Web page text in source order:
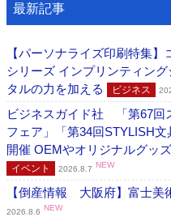
最新記事
【パーソナライズ印刷特集
シリーズ インプリンティン
タルの力を加える
ビジネス
ビジネスガイド社 「第67回
フェア」「第34回STYLISH
開催 OEMやオリジナルグッ
イベント 2026.8.7 NEW
【倒産情報 大阪府】富士
2026.8.6 NEW